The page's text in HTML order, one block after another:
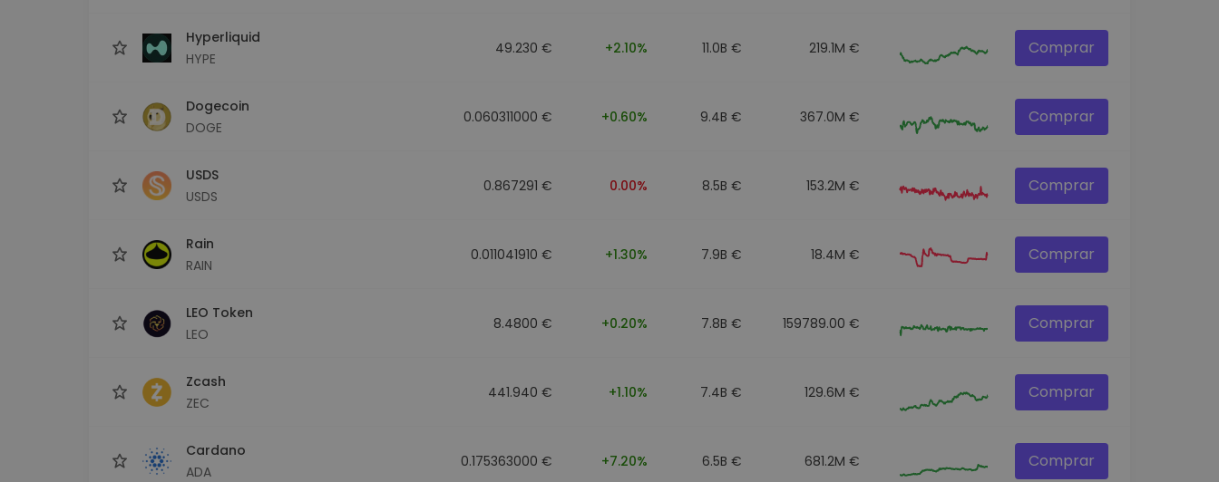
Hyperliquid
HYPE
49.230 € +2.10% 11.0B € 219.1M € Comprar
Dogecoin
DOGE
0.060311000 € +0.60% 9.4B € 367.0M € Comprar
USDS
USDS
0.867291 € 0.00% 8.5B € 153.2M € Comprar
Rain
RAIN
0.011041910 € +1.30% 7.9B € 18.4M € Comprar
LEO Token
LEO
8.4800 € +0.20% 7.8B € 159789.00 € Comprar
Zcash
ZEC
441.940 € +1.10% 7.4B € 129.6M € Comprar
Cardano
ADA
0.175363000 € +7.20% 6.5B € 681.2M € Comprar